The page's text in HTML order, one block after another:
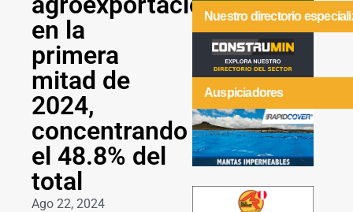
en la
primera
mitad de
2024,
concentrando
el 48.8% del
total
Ago 22, 2024
Nuestro directorio
Auspiciadores